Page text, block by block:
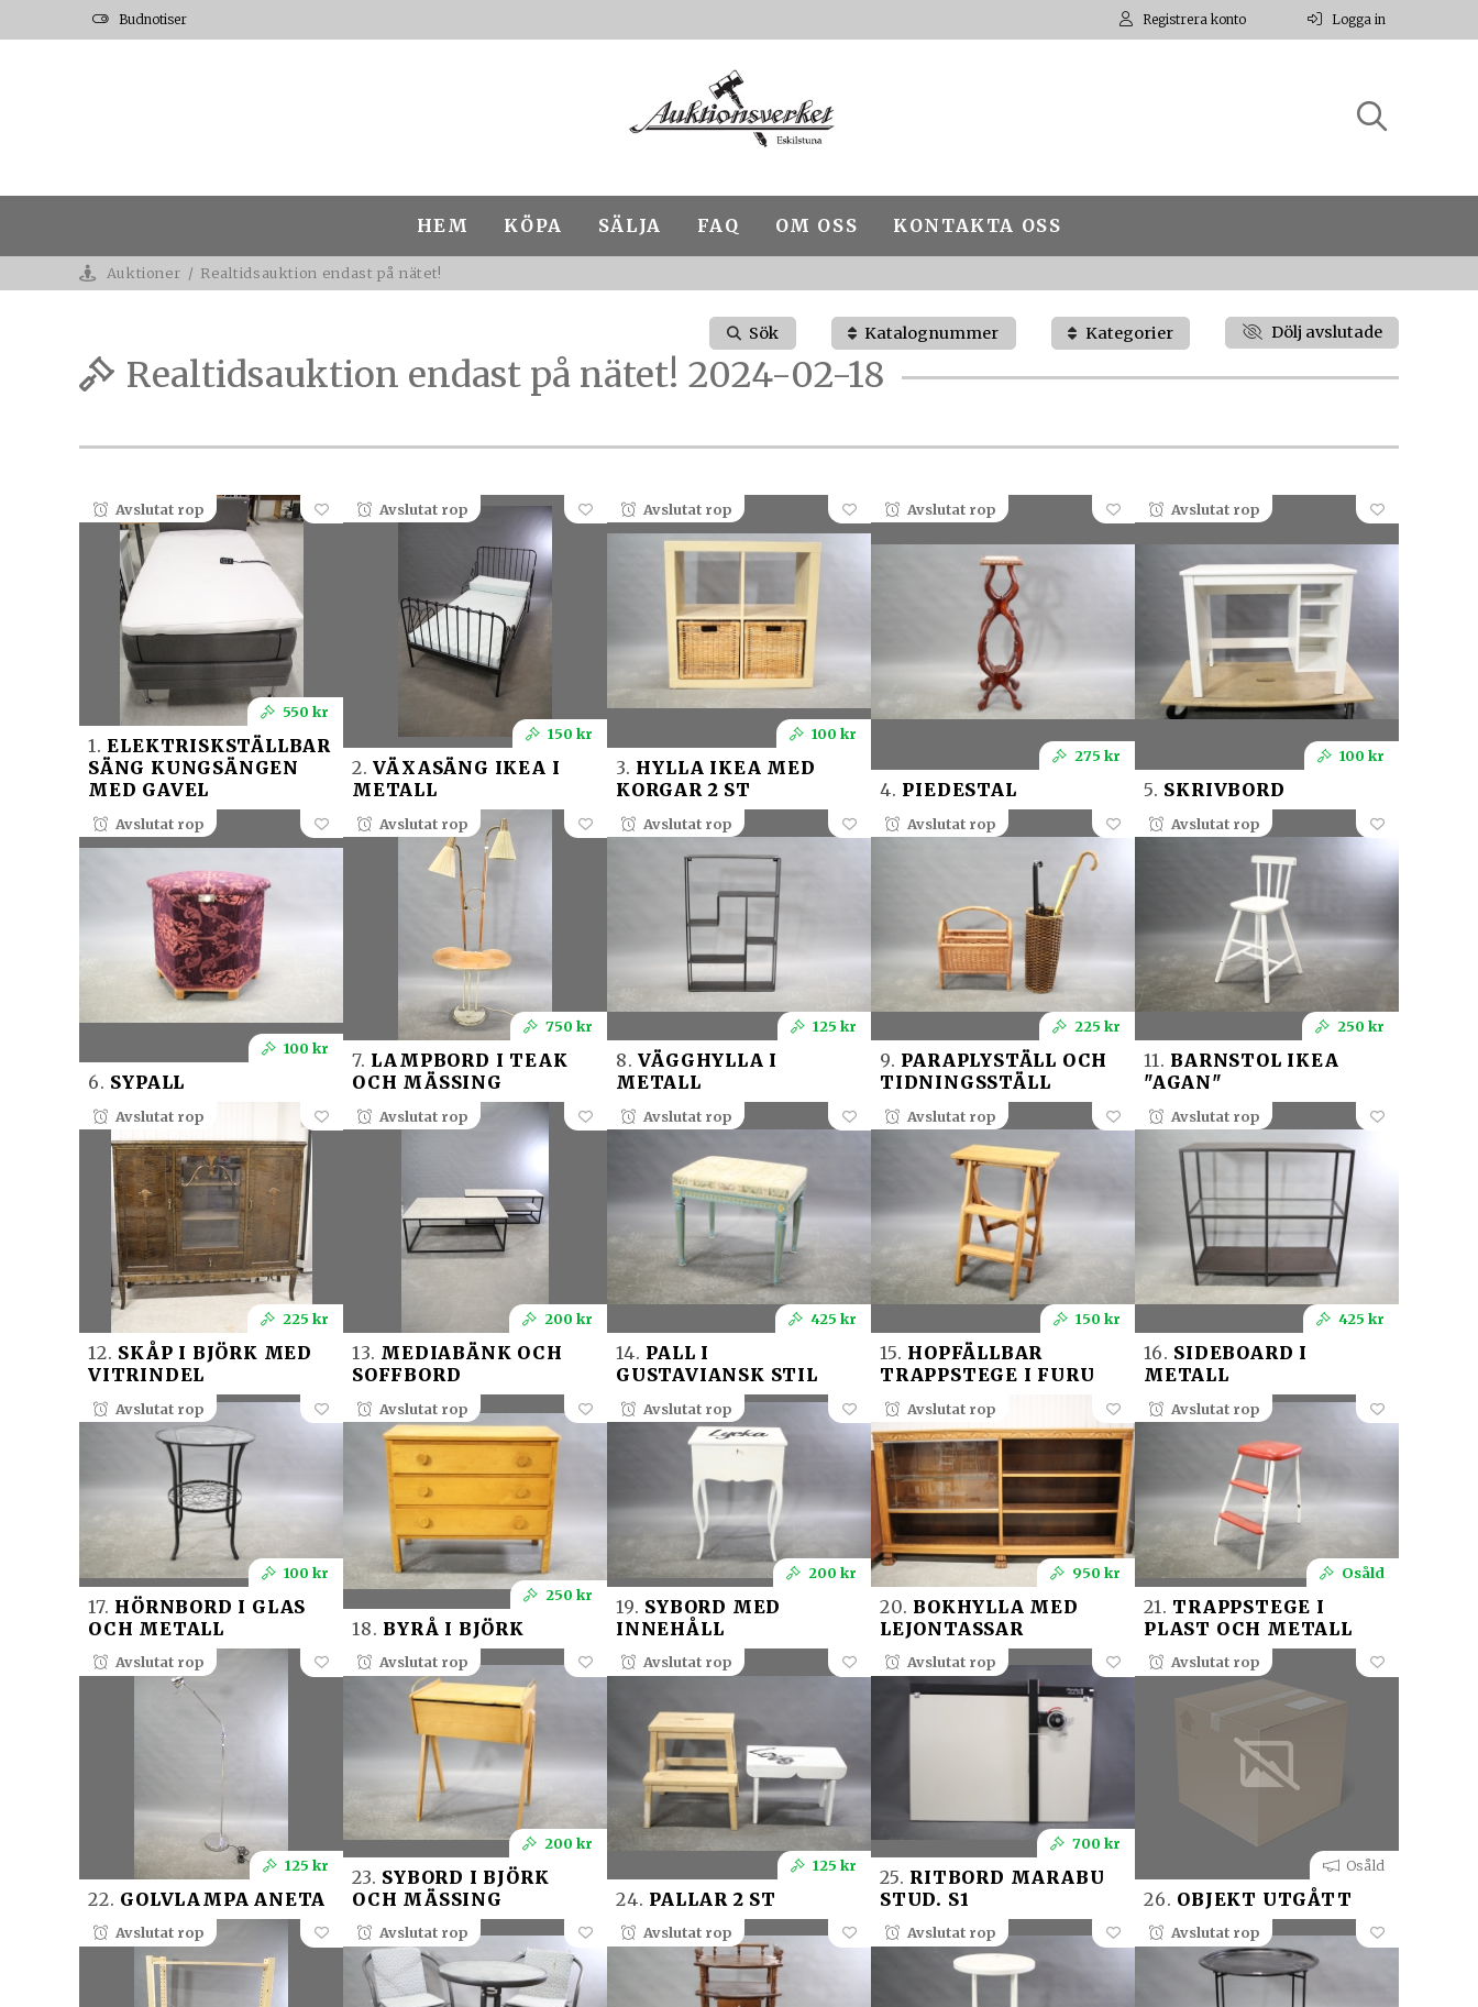
Budnotiser Registrera konto Logga in
HEM KÖPA SÄLJA FAQ OM OSS KONTAKTA OSS
Auktioner / Realtidsauktion endast på nätet!
Sök Katalognummer Kategorier Dölj avslutade
Realtidsauktion endast på nätet! 2024-02-18
Avslutat rop
550 kr
1. ELEKTRISKSTÄLLBAR
SÄNG KUNGSÄNGEN
MED GAVEL
Avslutat rop
150 kr
2. VÄXASÄNG IKEA I
METALL
Avslutat rop
100 kr
3. HYLLA IKEA MED
KORGAR 2 ST
Avslutat rop
275 kr
4. PIEDESTAL
Avslutat rop
100 kr
5. SKRIVBORD
Avslutat rop
100 kr
6. SYPALL
Avslutat rop
750 kr
7. LAMPBORD I TEAK
OCH MÄSSING
Avslutat rop
125 kr
8. VÄGGHYLLA I
METALL
Avslutat rop
225 kr
9. PARAPLYSTÄLL OCH
TIDNINGSSTÄLL
Avslutat rop
250 kr
11. BARNSTOL IKEA
"AGAN"
Avslutat rop
225 kr
12. SKÅP I BJÖRK MED
VITRINDEL
Avslutat rop
200 kr
13. MEDIABÄNK OCH
SOFFBORD
Avslutat rop
425 kr
14. PALL I
GUSTAVIANSK STIL
Avslutat rop
150 kr
15. HOPFÄLLBAR
TRAPPSTEGE I FURU
Avslutat rop
425 kr
16. SIDEBOARD I
METALL
Avslutat rop
100 kr
17. HÖRNBORD I GLAS
OCH METALL
Avslutat rop
250 kr
18. BYRÅ I BJÖRK
Avslutat rop
200 kr
19. SYBORD MED
INNEHÅLL
Avslutat rop
950 kr
20. BOKHYLLA MED
LEJONTASSAR
Avslutat rop
Osåld
21. TRAPPSTEGE I
PLAST OCH METALL
Avslutat rop
125 kr
22. GOLVLAMPA ANETA
Avslutat rop
200 kr
23. SYBORD I BJÖRK
OCH MÄSSING
Avslutat rop
125 kr
24. PALLAR 2 ST
Avslutat rop
700 kr
25. RITBORD MARABU
STUD. S1
Avslutat rop
Osåld
26. OBJEKT UTGÅTT
Avslutat rop Avslutat rop Avslutat rop Avslutat rop Avslutat rop